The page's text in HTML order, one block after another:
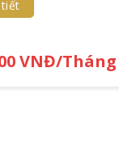
65m²) lý
VNĐ/Tháng
tiết